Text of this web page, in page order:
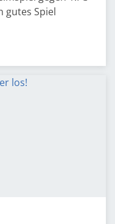
gutes Spiel